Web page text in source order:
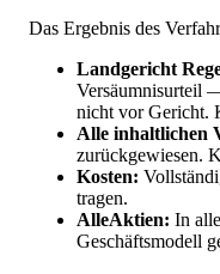
Das Ergebnis des
Landgericht
Versäumnisurteil
nicht vor Gericht.
Alle inhaltlichen
zurückgewiesen.
Kosten:
tragen.
AlleAktien: In
Geschäftsmodell